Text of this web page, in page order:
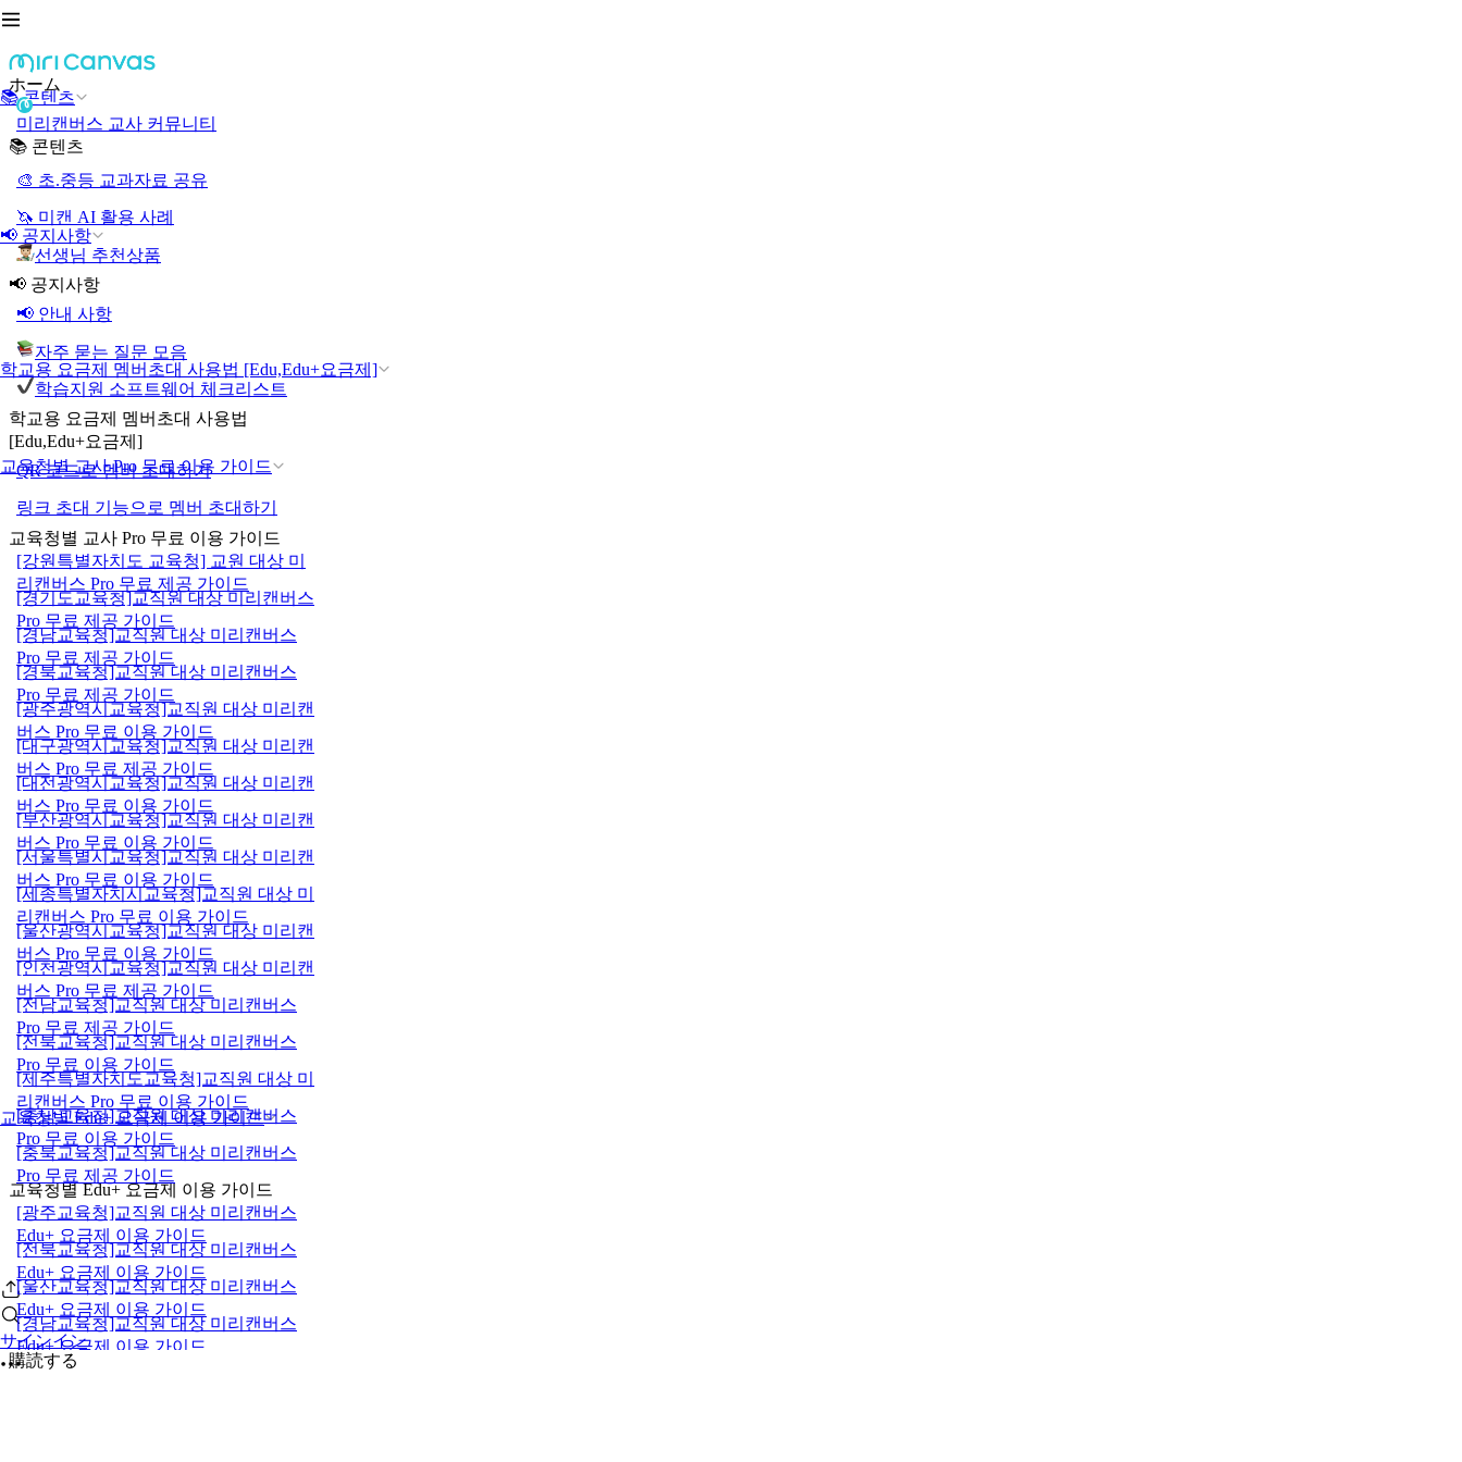
📚 콘텐츠
📢 공지사항
학교용 요금제 멤버초대 사용법 [Edu,Edu+요금제]
교육청별 교사 Pro 무료 이용 가이드
교육청별 Edu+ 요금제 이용 가이드
サインイン
ホーム
미리캔버스 교사 커뮤니티
📚 콘텐츠
🎨 초.중등 교과자료 공유
🦄 미캔 AI 활용 사례
선생님 추천상품
📢 공지사항
📢 안내 사항
자주 묻는 질문 모음
학습지원 소프트웨어 체크리스트
학교용 요금제 멤버초대 사용법
[Edu,Edu+요금제]
QR 코드로 멤버 초대하기
링크 초대 기능으로 멤버 초대하기
교육청별 교사 Pro 무료 이용 가이드
[강원특별자치도 교육청] 교원 대상 미
리캔버스 Pro 무료 제공 가이드
[경기도교육청]교직원 대상 미리캔버스
Pro 무료 제공 가이드
[경남교육청]교직원 대상 미리캔버스
Pro 무료 제공 가이드
[경북교육청]교직원 대상 미리캔버스
Pro 무료 제공 가이드
[광주광역시교육청]교직원 대상 미리캔
버스 Pro 무료 이용 가이드
[대구광역시교육청]교직원 대상 미리캔
버스 Pro 무료 제공 가이드
[대전광역시교육청]교직원 대상 미리캔
버스 Pro 무료 이용 가이드
[부산광역시교육청]교직원 대상 미리캔
버스 Pro 무료 이용 가이드
[서울특별시교육청]교직원 대상 미리캔
버스 Pro 무료 이용 가이드
[세종특별자치시교육청]교직원 대상 미
리캔버스 Pro 무료 이용 가이드
[울산광역시교육청]교직원 대상 미리캔
버스 Pro 무료 이용 가이드
[인천광역시교육청]교직원 대상 미리캔
버스 Pro 무료 제공 가이드
[전남교육청]교직원 대상 미리캔버스
Pro 무료 제공 가이드
[전북교육청]교직원 대상 미리캔버스
Pro 무료 이용 가이드
[제주특별자치도교육청]교직원 대상 미
리캔버스 Pro 무료 이용 가이드
[충남교육청]교직원 대상 미리캔버스
Pro 무료 이용 가이드
[충북교육청]교직원 대상 미리캔버스
Pro 무료 제공 가이드
교육청별 Edu+ 요금제 이용 가이드
[광주교육청]교직원 대상 미리캔버스
Edu+ 요금제 이용 가이드
[전북교육청]교직원 대상 미리캔버스
Edu+ 요금제 이용 가이드
[울산교육청]교직원 대상 미리캔버스
Edu+ 요금제 이용 가이드
[경남교육청]교직원 대상 미리캔버스
Edu+ 요금제 이용 가이드
購読する